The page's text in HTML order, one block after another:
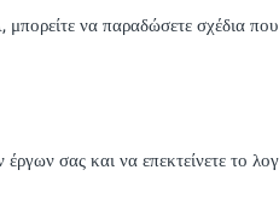
να παραδώσετε σχέδια που
σας και να επεκτείνετε το